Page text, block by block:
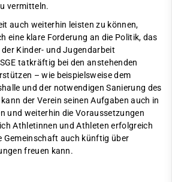
vermitteln.
auch weiterhin leisten zu können,
eine klare Forderung an die Politik, das
Kinder- und Jugendarbeit
tatkräftig bei den anstehenden
– wie beispielsweise dem
und der notwendigen Sanierung des
der Verein seinen Aufgaben auch in
und weiterhin die Voraussetzungen
Athletinnen und Athleten erfolgreich
Gemeinschaft auch künftig über
freuen kann.